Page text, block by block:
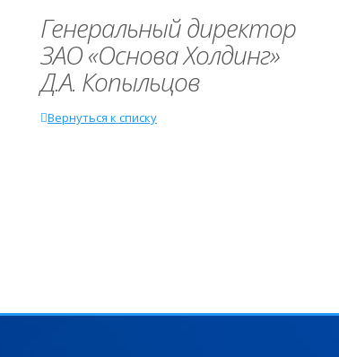
Генеральный директор
ЗАО «Основа Холдинг»
Д.А. Копыльцов
Вернуться к списку